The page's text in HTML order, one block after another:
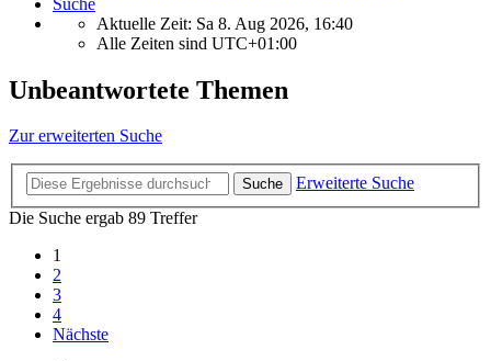
Aktuelle Zeit: Sa 8. Aug 2026, 16:40
Alle Zeiten sind UTC+01:00
Unbeantwortete Themen
Zur erweiterten Suche
Suche
Erweiterte Suche
Die Suche ergab 89 Treffer
1
2
3
4
Nächste